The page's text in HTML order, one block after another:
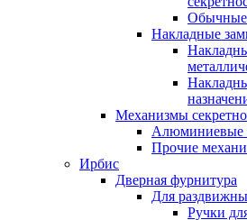
Обычные
Накладные
Механизмы
Алюминиевые
Прочие
Ирбис
Дверная фурнитура
Для
Ручки